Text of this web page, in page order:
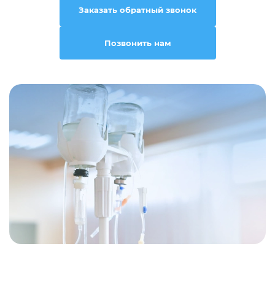
Заказать обратный звонок
Позвонить нам